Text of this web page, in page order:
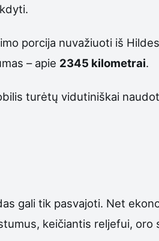
porcija nuvažiuoti iš
– apie 2345 kilometrai.
turėtų vidutiniškai
gali tik pasvajoti. Net
keičiantis reljefui, oro